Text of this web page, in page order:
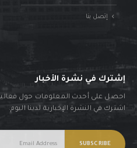
إتصل بنا
إشترك في نشرة الأخبار
احصل على أحدث المعلومات حول
اشترك في النشرة الإخبارية لدينا اليوم.